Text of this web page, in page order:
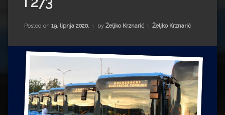
Impressum
Milenko Strižak
Drugi autori
Drugi autori
Matea Andrić
Ljiljana Lekanić-Kljaić
Željko Krznarić
Posted on 19. lipnja 2020. by Željko Krznarić Kategorije:
Željko Krznarić